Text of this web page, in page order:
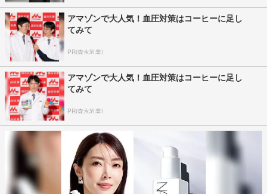
アマゾンで大人気！血圧対策はコーヒーに足し
てみて
PR(森永乳業)
アマゾンで大人気！血圧対策はコーヒーに足し
てみて
PR(森永乳業)